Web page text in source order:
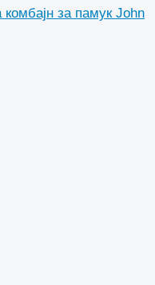
за памук John